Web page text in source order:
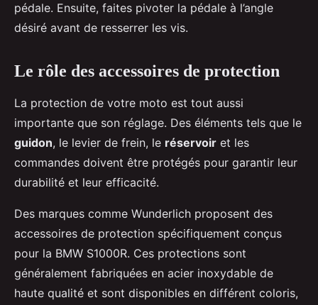
pédale. Ensuite, faites pivoter la pédale à l’angle
désiré avant de resserrer les vis.
Le rôle des accessoires de protection
La protection de votre moto est tout aussi
importante que son réglage. Des éléments tels que le
guidon, le levier de frein, le réservoir et les
commandes doivent être protégés pour garantir leur
durabilité et leur efficacité.
Des marques comme Wunderlich proposent des
accessoires de protection spécifiquement conçus
pour la BMW S1000R. Ces protections sont
généralement fabriquées en acier inoxydable de
haute qualité et sont disponibles en différent coloris,